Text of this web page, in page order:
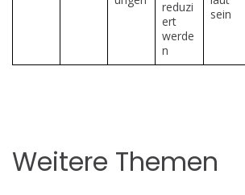
reduzi
ert
werde
n
sein
Weitere Themen